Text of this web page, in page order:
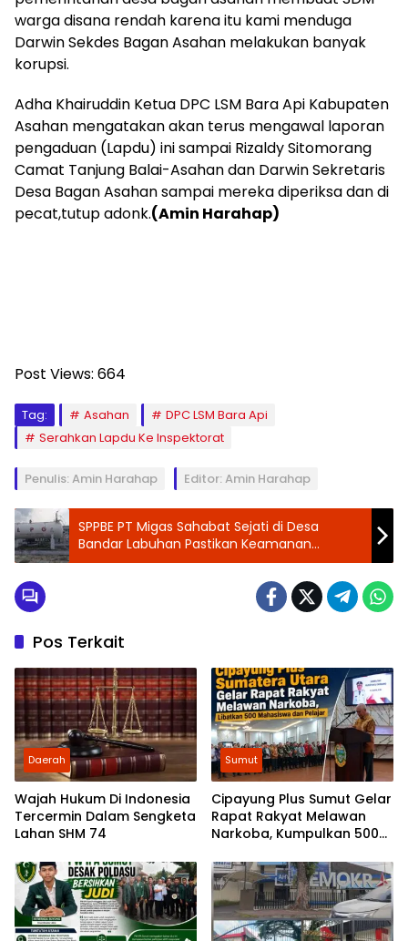
warga disana rendah karena itu kami menduga
Darwin Sekdes Bagan Asahan melakukan banyak
korupsi.
Adha Khairuddin Ketua DPC LSM Bara Api Kabupaten
Asahan mengatakan akan terus mengawal laporan
pengaduan (Lapdu) ini sampai Rizaldy Sitomorang
Camat Tanjung Balai-Asahan dan Darwin Sekretaris
Desa Bagan Asahan sampai mereka diperiksa dan di
pecat,tutup adonk.(Amin Harahap)
Post Views: 664
Tag: Asahan
DPC LSM Bara Api
Serahkan Lapdu Ke Inspektorat
Penulis: Amin Harahap Editor: Amin Harahap
SPPBE PT Migas Sahabat Sejati di Desa
Bandar Labuhan Pastikan Keamanan
Operasional Sesuai Standar
Pos Terkait
Daerah
Wajah Hukum Di Indonesia
Tercermin Dalam Sengketa
Lahan SHM 74
Sumut
Cipayung Plus Sumut Gelar
Rapat Rakyat Melawan
Narkoba, Kumpulkan 500